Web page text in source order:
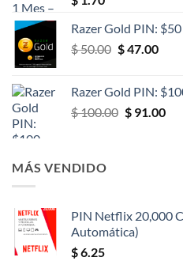
Razer Gold PIN: $50
$50.00 El
era:
$ 50.00.
$47.00El
es:
$
Razer Gold PIN:
$100.00 El
$91.00El
MÁS VENDIDO
PIN Netflix 20,000
Automática)
$6.25